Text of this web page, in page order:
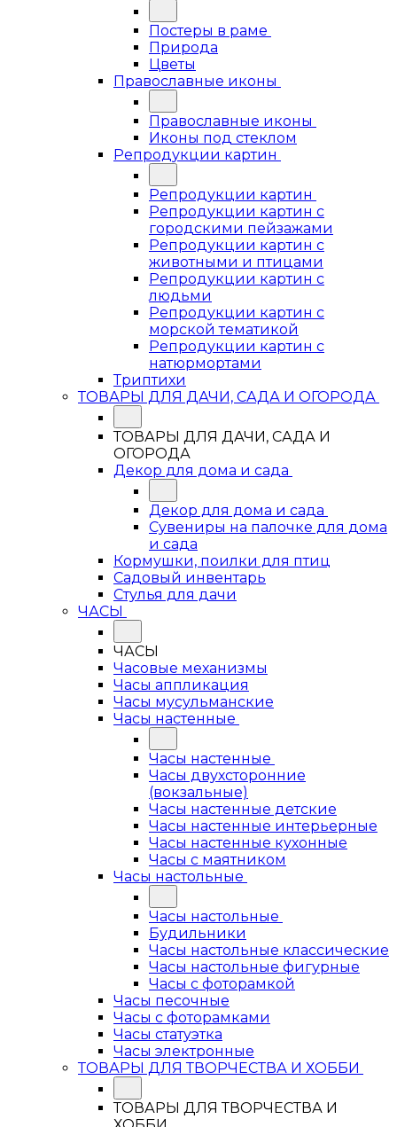
Постеры в раме
Природа
Цветы
Православные иконы
Православные иконы
Иконы под стеклом
Репродукции картин
Репродукции картин
Репродукции картин с
городскими пейзажами
Репродукции картин с
животными и птицами
Репродукции картин с
людьми
Репродукции картин с
морской тематикой
Репродукции картин с
натюрмортами
Триптихи
ТОВАРЫ ДЛЯ ДАЧИ, САДА И ОГОРОДА
ТОВАРЫ ДЛЯ ДАЧИ, САДА И
ОГОРОДА
Декор для дома и сада
Декор для дома и сада
Сувениры на палочке для дома
и сада
Кормушки, поилки для птиц
Садовый инвентарь
Стулья для дачи
ЧАСЫ
ЧАСЫ
Часовые механизмы
Часы аппликация
Часы мусульманские
Часы настенные
Часы настенные
Часы двухсторонние
(вокзальные)
Часы настенные детские
Часы настенные интерьерные
Часы настенные кухонные
Часы с маятником
Часы настольные
Часы настольные
Будильники
Часы настольные классические
Часы настольные фигурные
Часы с фоторамкой
Часы песочные
Часы с фоторамками
Часы статуэтка
Часы электронные
ТОВАРЫ ДЛЯ ТВОРЧЕСТВА И ХОББИ
ТОВАРЫ ДЛЯ ТВОРЧЕСТВА И